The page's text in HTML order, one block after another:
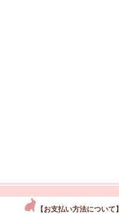
【お支払い方法について】